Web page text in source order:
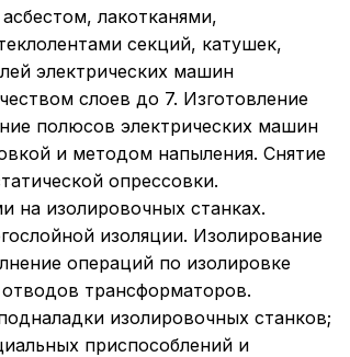
лакотканями,
секций, катушек,
электрических машин
слоев до 7. Изготовление
полюсов электрических машин
и методом напыления. Снятие
опрессовки.
на изолировочных станках.
изоляции. Изолирование
операций по изолировке
трансформаторов.
изолировочных станков;
приспособлений и